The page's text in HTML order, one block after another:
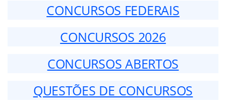
CONCURSOS FEDERAIS
CONCURSOS 2026
CONCURSOS ABERTOS
QUESTÕES DE CONCURSOS